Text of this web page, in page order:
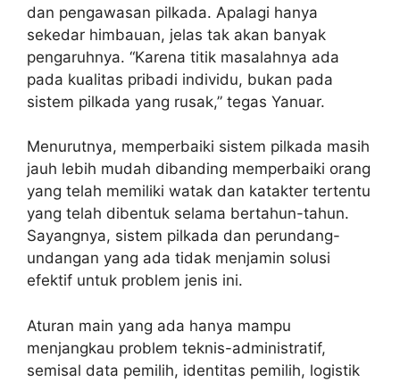
dan pengawasan pilkada. Apalagi hanya
sekedar himbauan, jelas tak akan banyak
pengaruhnya. “Karena titik masalahnya ada
pada kualitas pribadi individu, bukan pada
sistem pilkada yang rusak,” tegas Yanuar.
Menurutnya, memperbaiki sistem pilkada masih
jauh lebih mudah dibanding memperbaiki orang
yang telah memiliki watak dan katakter tertentu
yang telah dibentuk selama bertahun-tahun.
Sayangnya, sistem pilkada dan perundang-
undangan yang ada tidak menjamin solusi
efektif untuk problem jenis ini.
Aturan main yang ada hanya mampu
menjangkau problem teknis-administratif,
semisal data pemilih, identitas pemilih, logistik